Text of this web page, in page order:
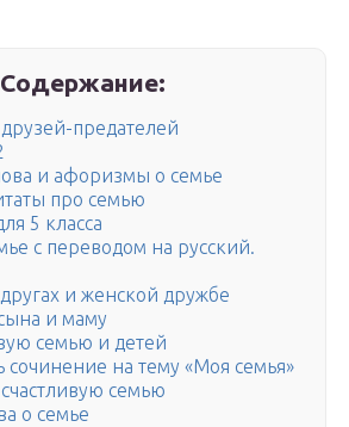
Содержание:
предателей
и афоризмы о семье
про семью
5 класса
с переводом на русский.
и женской дружбе
и маму
семью и детей
сочинение на тему «Моя семья»
семью
о семье